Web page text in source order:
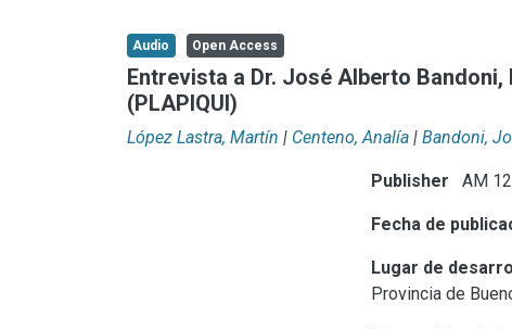
Audio Open Access
Entrevista a Dr. José Alberto
(PLAPIQUI)
López Lastra, Martín | Centeno, Analía | Bandoni,
Publisher AM
Fecha de
Lugar de
Provincia de